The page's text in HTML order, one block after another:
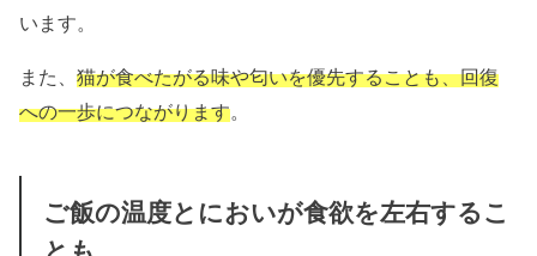
います。
また、猫が食べたがる味や匂いを優先することも、回復
への一歩につながります。
ご飯の温度とにおいが食欲を左右するこ